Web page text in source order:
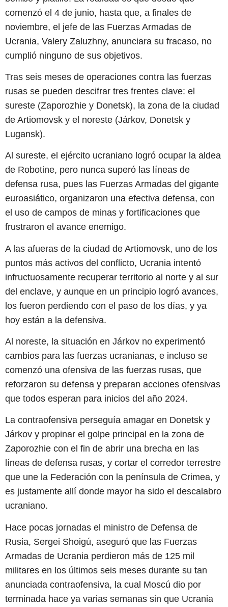
comenzó el 4 de junio, hasta que, a finales de
noviembre, el jefe de las Fuerzas Armadas de
Ucrania, Valery Zaluzhny, anunciara su fracaso, no
cumplió ninguno de sus objetivos.
Tras seis meses de operaciones contra las fuerzas
rusas se pueden descifrar tres frentes clave: el
sureste (Zaporozhie y Donetsk), la zona de la ciudad
de Artiomovsk y el noreste (Járkov, Donetsk y
Lugansk).
Al sureste, el ejército ucraniano logró ocupar la aldea
de Robotine, pero nunca superó las líneas de
defensa rusa, pues las Fuerzas Armadas del gigante
euroasiático, organizaron una efectiva defensa, con
el uso de campos de minas y fortificaciones que
frustraron el avance enemigo.
A las afueras de la ciudad de Artiomovsk, uno de los
puntos más activos del conflicto, Ucrania intentó
infructuosamente recuperar territorio al norte y al sur
del enclave, y aunque en un principio logró avances,
los fueron perdiendo con el paso de los días, y ya
hoy están a la defensiva.
Al noreste, la situación en Járkov no experimentó
cambios para las fuerzas ucranianas, e incluso se
comenzó una ofensiva de las fuerzas rusas, que
reforzaron su defensa y preparan acciones ofensivas
que todos esperan para inicios del año 2024.
La contraofensiva perseguía amagar en Donetsk y
Járkov y propinar el golpe principal en la zona de
Zaporozhie con el fin de abrir una brecha en las
líneas de defensa rusas, y cortar el corredor terrestre
que une la Federación con la península de Crimea, y
es justamente allí donde mayor ha sido el descalabro
ucraniano.
Hace pocas jornadas el ministro de Defensa de
Rusia, Sergei Shoigú, aseguró que las Fuerzas
Armadas de Ucrania perdieron más de 125 mil
militares en los últimos seis meses durante su tan
anunciada contraofensiva, la cual Moscú dio por
terminada hace ya varias semanas sin que Ucrania